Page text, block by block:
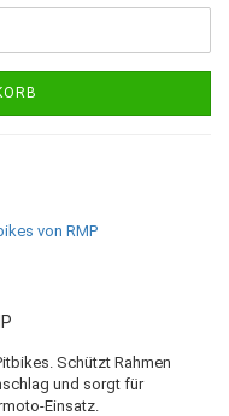
Schützt Rahmen
und sorgt für
Einsatz.